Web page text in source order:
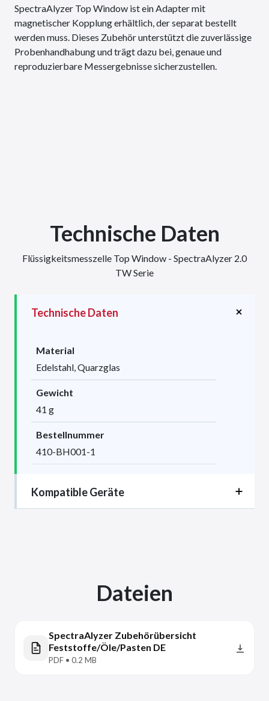
SpectraAlyzer Top Window ist ein Adapter mit
magnetischer Kopplung erhältlich, der separat bestellt
werden muss. Dieses Zubehör unterstützt die zuverlässige
Probenhandhabung und trägt dazu bei, genaue und
reproduzierbare Messergebnisse sicherzustellen.
Technische Daten
Flüssigkeitsmesszelle Top Window - SpectraAlyzer 2.0
TW Serie
Technische Daten
Material
Edelstahl, Quarzglas
Gewicht
41 g
Bestellnummer
410-BH001-1
Kompatible Geräte
Dateien
SpectraAlyzer Zubehörübersicht
Feststoffe/Öle/Pasten DE
PDF • 0.2 MB